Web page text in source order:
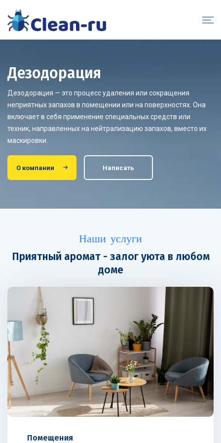
Дезодорация
Дезодорация — это процесс удаления или сокращения
неприятных запахов в помещении или на поверхностях. Она
включает в себя применение специальных средств или
техник, направленных на нейтрализацию запахов, вместо их
маскировки.
О компании Написать
Наши услуги
Приятный аромат - залог уюта в любом
доме
Помещения